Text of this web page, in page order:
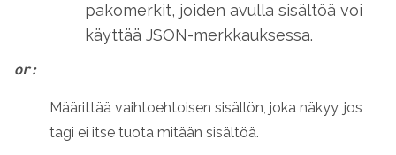
pakomerkit, joiden avulla sisältöä voi
käyttää JSON-merkkauksessa.
or:
Määrittää vaihtoehtoisen sisällön, joka näkyy, jos
tagi ei itse tuota mitään sisältöä.